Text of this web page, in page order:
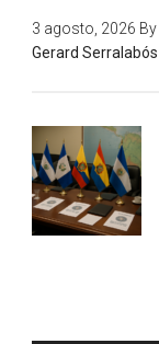
3 agosto, 2026 By
Gerard Serralabós